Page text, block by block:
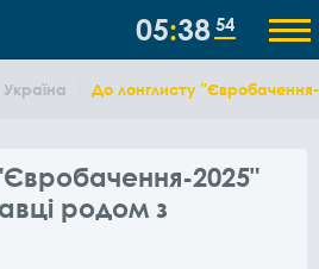
05 38 54
Україна До лонглисту
2025"
родом з